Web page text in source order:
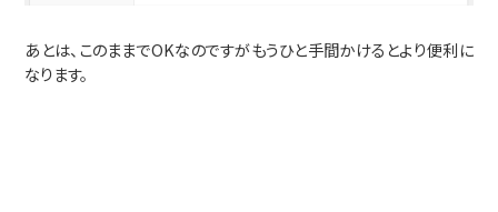
あとは、このままでOKなのですがもうひと手間かけるとより便利に
なります。